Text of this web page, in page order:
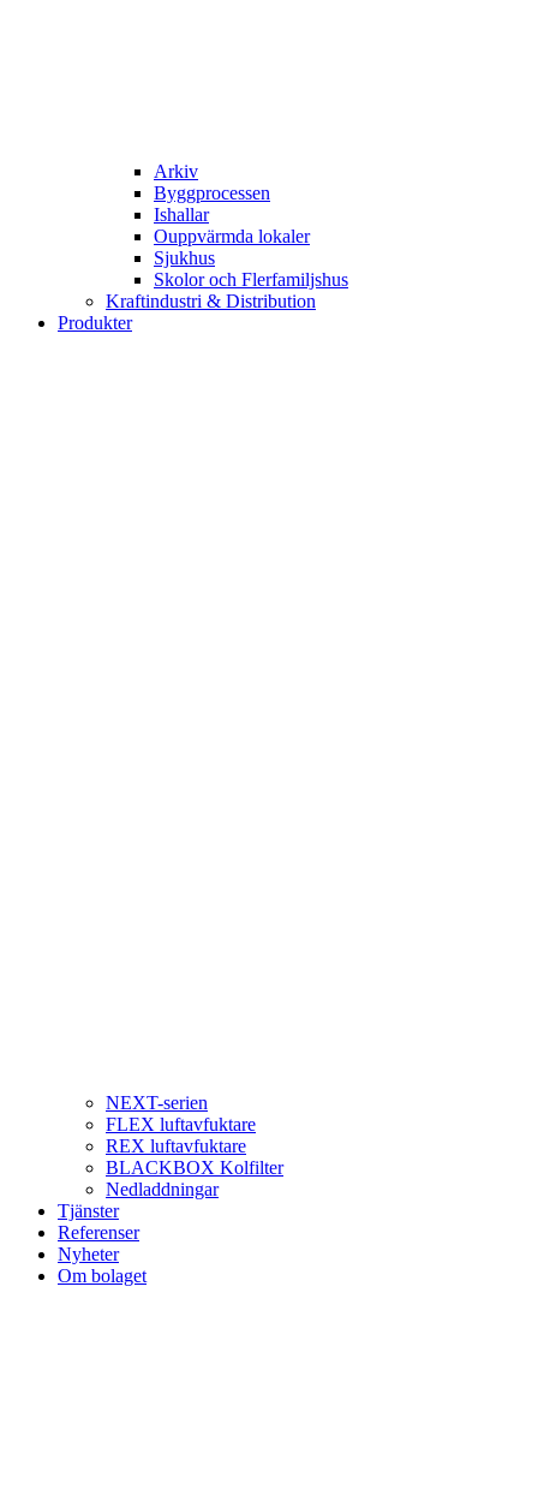
Arkiv
Byggprocessen
Ishallar
Ouppvärmda lokaler
Sjukhus
Skolor och Flerfamiljshus
Kraftindustri & Distribution
Produkter
NEXT-serien
FLEX luftavfuktare
REX luftavfuktare
BLACKBOX Kolfilter
Nedladdningar
Tjänster
Referenser
Nyheter
Om bolaget